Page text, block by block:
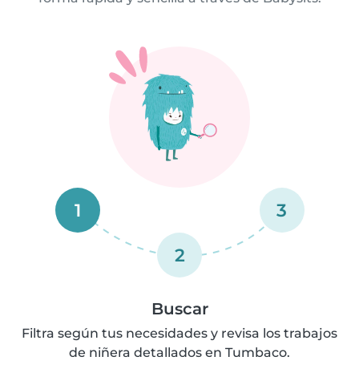
1
2
3
Buscar
Filtra según tus necesidades y revisa los trabajos
de niñera detallados en Tumbaco.